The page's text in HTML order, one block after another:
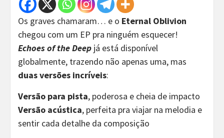
Os graves chamaram… e o Eternal Oblivion
chegou com um EP pra ninguém esquecer!
Echoes of the Deep já está disponível
globalmente, trazendo não apenas uma, mas
duas versões incríveis:
Versão para pista, poderosa e cheia de impacto
Versão acústica, perfeita pra viajar na melodia e
sentir cada detalhe da composição